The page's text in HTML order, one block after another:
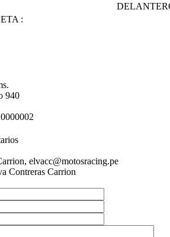
:
940
elvacc@motosracing.pe
Contreras Carrion